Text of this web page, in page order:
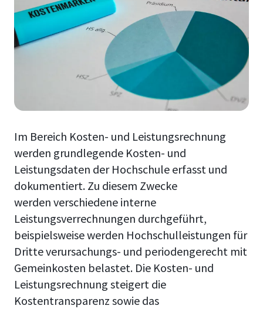
Im Bereich Kosten- und Leistungsrechnung
werden grundlegende Kosten- und
Leistungsdaten der Hochschule erfasst und
dokumentiert. Zu diesem Zwecke
werden verschiedene interne
Leistungsverrechnungen durchgeführt,
beispielsweise werden Hochschulleistungen für
Dritte verursachungs- und periodengerecht mit
Gemeinkosten belastet. Die Kosten- und
Leistungsrechnung steigert die
Kostentransparenz sowie das